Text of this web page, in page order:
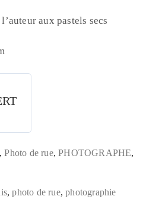
aux pastels secs
,Photo de rue,PHOTOGRAPHE,
,photo de rue,photographie